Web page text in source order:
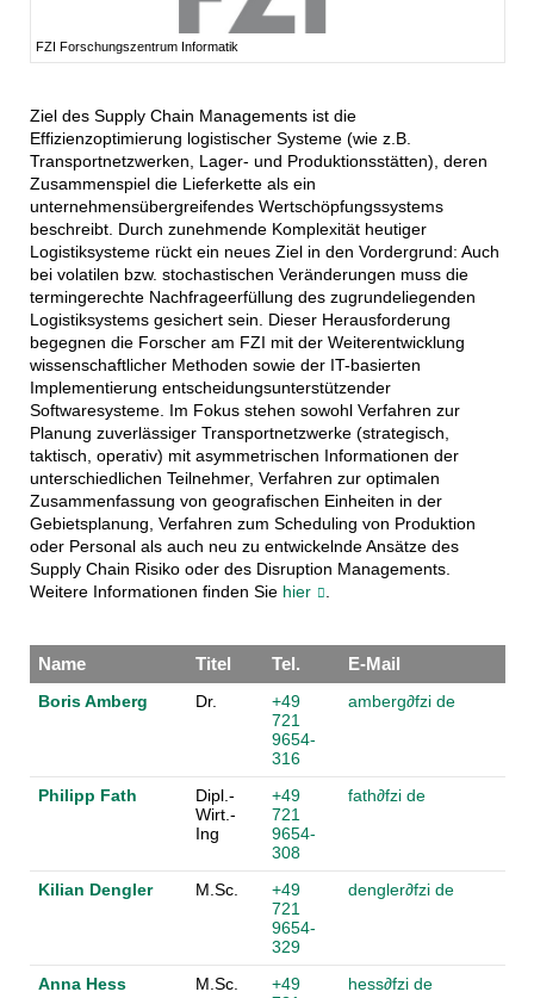
FZI Forschungszentrum Informatik
Ziel des Supply Chain Managements ist die
Effizienzoptimierung logistischer Systeme (wie z.B.
Transportnetzwerken, Lager- und Produktionsstätten), deren
Zusammenspiel die Lieferkette als ein
unternehmensübergreifendes Wertschöpfungssystems
beschreibt. Durch zunehmende Komplexität heutiger
Logistiksysteme rückt ein neues Ziel in den Vordergrund: Auch
bei volatilen bzw. stochastischen Veränderungen muss die
termingerechte Nachfrageerfüllung des zugrundeliegenden
Logistiksystems gesichert sein. Dieser Herausforderung
begegnen die Forscher am FZI mit der Weiterentwicklung
wissenschaftlicher Methoden sowie der IT-basierten
Implementierung entscheidungsunterstützender
Softwaresysteme. Im Fokus stehen sowohl Verfahren zur
Planung zuverlässiger Transportnetzwerke (strategisch,
taktisch, operativ) mit asymmetrischen Informationen der
unterschiedlichen Teilnehmer, Verfahren zur optimalen
Zusammenfassung von geografischen Einheiten in der
Gebietsplanung, Verfahren zum Scheduling von Produktion
oder Personal als auch neu zu entwickelnde Ansätze des
Supply Chain Risiko oder des Disruption Managements.
Weitere Informationen finden Sie hier
Name Titel Tel. E-Mail
Boris Amberg Dr.
+49
721
9654-
316
amberg∂fzi de
Philipp Fath
Dipl.-
Wirt.-
Ing
+49
721
9654-
308
fath∂fzi de
Kilian Dengler M.Sc.
+49
721
9654-
329
dengler∂fzi de
Anna Hess M.Sc.
+49
hess∂fzi de